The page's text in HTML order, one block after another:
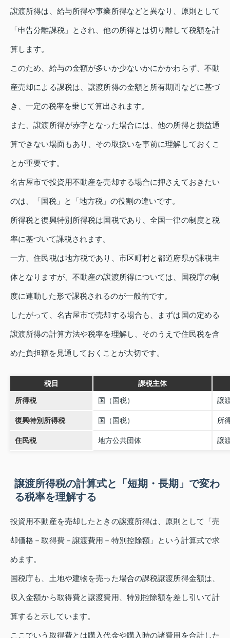
譲渡所得は、給与所得や事業所得などと異なり、原則として
「申告分離課税」とされ、他の所得とは切り離して税額を計
算します。
このため、給与の金額が多いか少ないかにかかわらず、不動
産売却による課税は、譲渡所得の金額と所有期間などに基づ
き、一定の税率を乗じて算出されます。
また、譲渡所得が赤字となった場合には、他の所得と損益通
算できない場面もあり、その取扱いを事前に理解しておくこ
とが重要です。
名古屋市で投資用不動産を売却する場合に押さえておきたい
のは、「国税」と「地方税」の役割の違いです。
所得税と復興特別所得税は国税であり、全国一律の制度と税
率に基づいて課税されます。
一方、住民税は地方税であり、市区町村と都道府県が課税主
体となりますが、不動産の譲渡所得については、国税庁の制
度に連動した形で課税されるのが一般的です。
したがって、名古屋市で売却する場合も、まずは国の定める
譲渡所得の計算方法や税率を理解し、そのうえで住民税を含
めた負担額を見通しておくことが大切です。
税目 課税主体
所得税 国（国税） 譲
復興特別所得税 国（国税） 所
住民税 地方公共団体 譲
譲渡所得税の計算式と「短期・長期」で変わ
る税率を理解する
投資用不動産を売却したときの譲渡所得は、原則として「売
却価格－取得費－譲渡費用－特別控除額」という計算式で求
めます。
国税庁も、土地や建物を売った場合の課税譲渡所得金額は、
収入金額から取得費と譲渡費用、特別控除額を差し引いて計
算すると示しています。
ここでいう取得費とは購入代金や購入時の諸費用を合計した